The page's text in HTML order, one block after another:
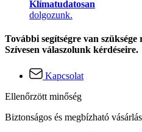
Klímatudatosan
dolgozunk.
További segítségre van szüksége
Szívesen válaszolunk kérdéseire.
Kapcsolat
Ellenőrzött minőség
Biztonságos és megbízható vásárlás